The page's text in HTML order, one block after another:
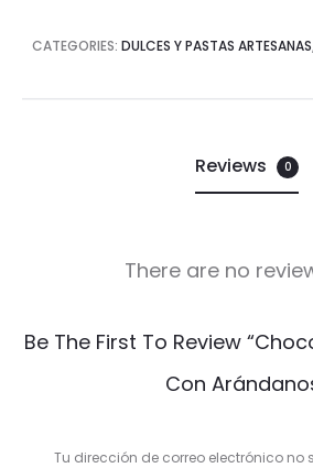
CATEGORIES: DULCES Y PASTAS ARTESANAS,
Reviews 0
R
e
There are no
Be The First To Review
Con
Tu dirección de correo electrónico no